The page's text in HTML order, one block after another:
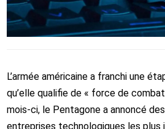
L’armée américaine a franchi une
qu’elle qualifie de « force de combat
mois-ci, le Pentagone a annoncé
entreprises technologiques les